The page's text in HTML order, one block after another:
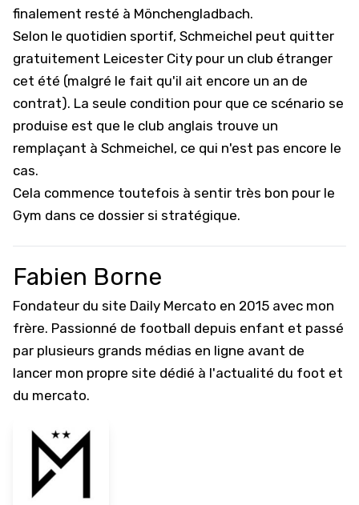
finalement resté à Mönchengladbach.
Selon le quotidien sportif, Schmeichel peut quitter
gratuitement Leicester City pour un club étranger
cet été (malgré le fait qu'il ait encore un an de
contrat). La seule condition pour que ce scénario se
produise est que le club anglais trouve un
remplaçant à Schmeichel, ce qui n'est pas encore le
cas.
Cela commence toutefois à sentir très bon pour le
Gym dans ce dossier si stratégique.
Fabien Borne
Fondateur du site Daily Mercato en 2015 avec mon
frère. Passionné de football depuis enfant et passé
par plusieurs grands médias en ligne avant de
lancer mon propre site dédié à l'actualité du foot et
du mercato.